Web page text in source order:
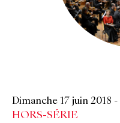
©
Dimanche 17 juin 2018 -
HORS-SÉRIE